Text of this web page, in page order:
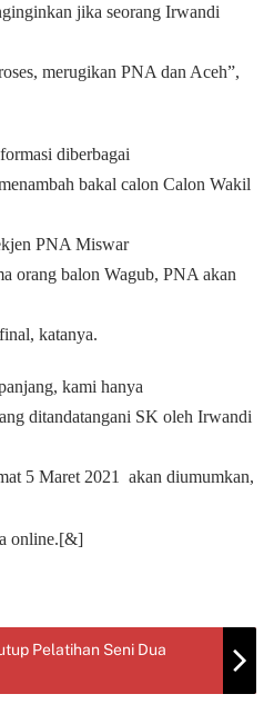
jika seorang Irwandi
merugikan PNA dan Aceh”,
diberbagai
bakal calon Calon Wakil
PNA Miswar
orang balon Wagub, PNA akan
katanya.
kami hanya
ditandatangani SK oleh Irwandi
5 Maret 2021 akan diumumkan,
online.[&]
Pelatihan Seni Dua